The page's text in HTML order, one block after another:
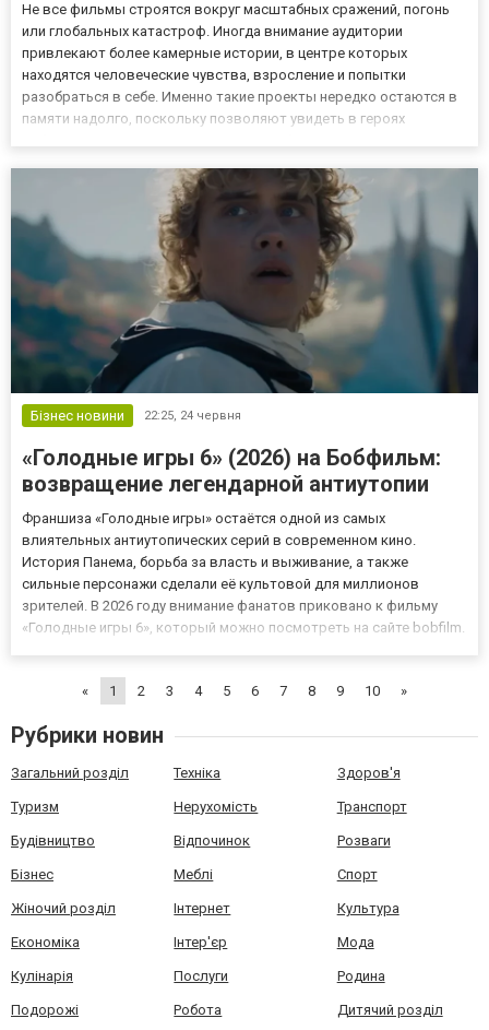
Не все фильмы строятся вокруг масштабных сражений, погонь
или глобальных катастроф. Иногда внимание аудитории
привлекают более камерные истории, в центре которых
находятся человеческие чувства, взросление и попытки
разобраться в себе. Именно такие проекты нередко остаются в
памяти надолго, поскольку позволяют увидеть в героях
Бізнес новини 22:25, 24 червня
«Голодные игры 6» (2026) на Бобфильм:
возвращение легендарной антиутопии
Франшиза «Голодные игры» остаётся одной из самых
влиятельных антиутопических серий в современном кино.
История Панема, борьба за власть и выживание, а также
сильные персонажи сделали её культовой для миллионов
зрителей. В 2026 году внимание фанатов приковано к фильму
«Голодные игры 6», который можно посмотреть на сайте bobfilm.
сталкивае...
« 1 2 3 4 5 6 7 8 9 10 »
Рубрики новин
Загальний розділ Техніка Здоров'я
Туризм Нерухомість Транспорт
Будівництво Відпочинок Розваги
Бізнес Меблі Спорт
Жіночий розділ Інтернет Культура
Економіка Інтер'єр Мода
Кулінарія Послуги Родина
Подорожі Робота Дитячий розділ